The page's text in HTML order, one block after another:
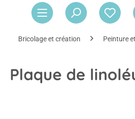
Bricolage et création Peinture
Plaque de